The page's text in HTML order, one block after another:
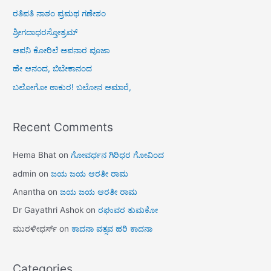
ರತಿಪತಿ ನಾಶಂ ಪ್ರಮಥ ಗಣೇಶಂ
ಶ್ರೀಗದಾಧರಸ್ತೋತ್ರಮ್
ಆಪನಿ ಕೋರಿಲೆ ಅಪನಾರ ಪೂಜಾ
ಹೇ ಆನಂದ, ಬಿಬೇಕಾನಂದ
ಬಲೋಗೋ ಠಾಕುರ! ಬಲೋನ ಆಮಾರೆ,
Recent Comments
Hema Bhat onಗೋವರ್ಧನ ಗಿರಿಧರ ಗೋವಿಂದ
admin onಜಯ ಜಯ ಆರತೀ ರಾಮ
Anantha onಜಯ ಜಯ ಆರತೀ ರಾಮ
Dr Gayathri Ashok onರಘುವರ ತುಮಕೋ
ಮುರಳೀಧರ್ಸ್ onಕಾದನಾ ವತ್ಸವ ಹರಿ ಕಾದನಾ